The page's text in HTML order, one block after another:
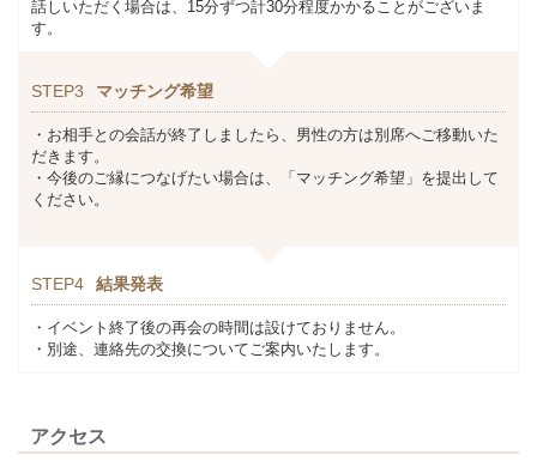
話しいただく場合は、15分ずつ計30分程度かかることがございま
す。
STEP3 マッチング希望
・お相手との会話が終了しましたら、男性の方は別席へご移動いた
だきます。
・今後のご縁につなげたい場合は、「マッチング希望」を提出して
ください。
STEP4 結果発表
・イベント終了後の再会の時間は設けておりません。
・別途、連絡先の交換についてご案内いたします。
アクセス